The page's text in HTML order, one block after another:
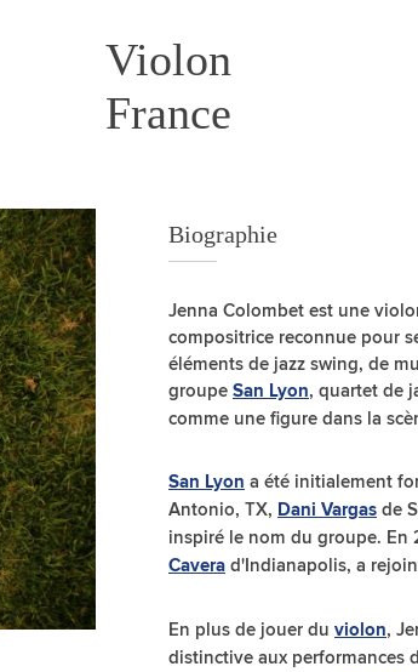
Violon
France
Biographie
Jenna Colombet est une
compositrice reconnue pour
éléments de jazz swing, de
groupe San Lyon, quartet de
comme une figure dans la
San Lyon a été initialement
Antonio, TX, Dani Vargas de
inspiré le nom du groupe. En
Cavera d'Indianapolis, a
En plus de jouer du violon,
distinctive aux performances